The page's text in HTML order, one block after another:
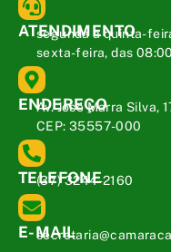
ATENDIMENTO
segunda a quinta-
sexta-feira, das
ENDEREÇO
Av. José Marra Silva,
CEP: 35557-000
TELEFONE
(37) 3244-2160
E-MAIL